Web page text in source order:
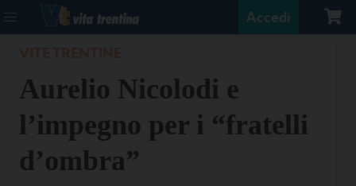
Accedi
Aurelio Nicolodi e
l’impegno per i “fratelli
d’ombra”